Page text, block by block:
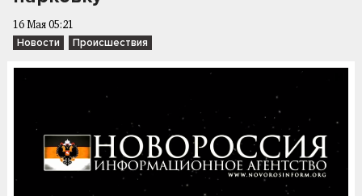
16 Мая 05:21
Новости Происшествия